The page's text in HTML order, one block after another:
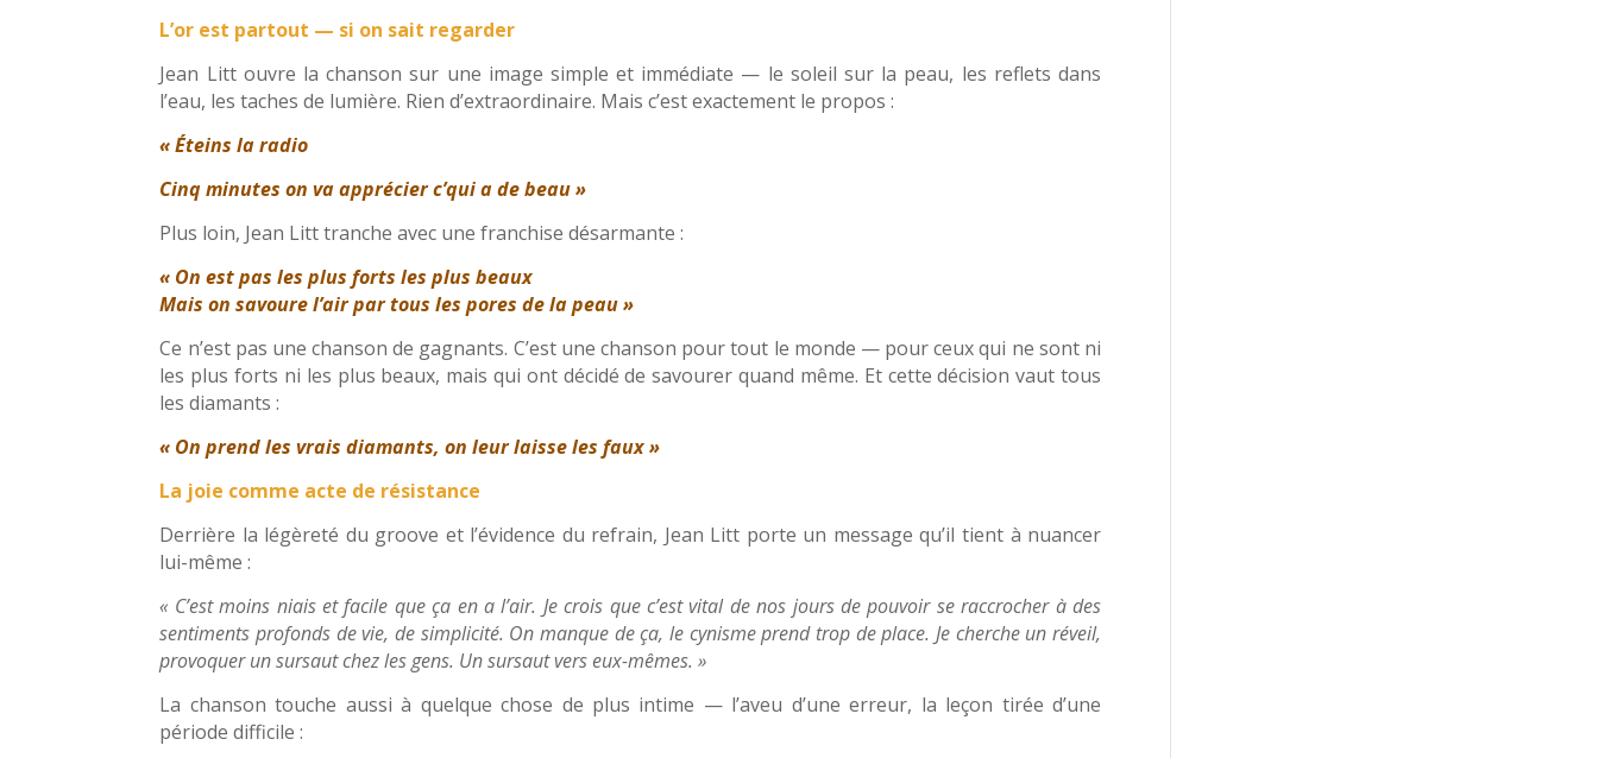
L’or est partout — si on sait regarder
Jean Litt ouvre la chanson sur une image simple et immédiate — le soleil sur la peau, les reflets dans
l’eau, les taches de lumière. Rien d’extraordinaire. Mais c’est exactement le propos :
« Éteins la radio
Cinq minutes on va apprécier c’qui a de beau »
Plus loin, Jean Litt tranche avec une franchise désarmante :
« On est pas les plus forts les plus beaux
Mais on savoure l’air par tous les pores de la peau »
Ce n’est pas une chanson de gagnants. C’est une chanson pour tout le monde — pour ceux qui ne sont ni
les plus forts ni les plus beaux, mais qui ont décidé de savourer quand même. Et cette décision vaut tous
les diamants :
« On prend les vrais diamants, on leur laisse les faux »
La joie comme acte de résistance
Derrière la légèreté du groove et l’évidence du refrain, Jean Litt porte un message qu’il tient à nuancer
lui-même :
« C’est moins niais et facile que ça en a l’air. Je crois que c’est vital de nos jours de pouvoir se raccrocher à des
sentiments profonds de vie, de simplicité. On manque de ça, le cynisme prend trop de place. Je cherche un réveil,
provoquer un sursaut chez les gens. Un sursaut vers eux-mêmes. »
La chanson touche aussi à quelque chose de plus intime — l’aveu d’une erreur, la leçon tirée d’une
période difficile :